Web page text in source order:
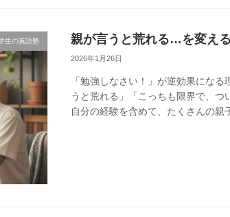
生の英語塾 親が言うと荒れる…を変え
2026年1月26日
「勉強しなさい！」が逆効果にな
うと荒れる」「こっちも限界で、
自分の経験を含めて、たくさんの